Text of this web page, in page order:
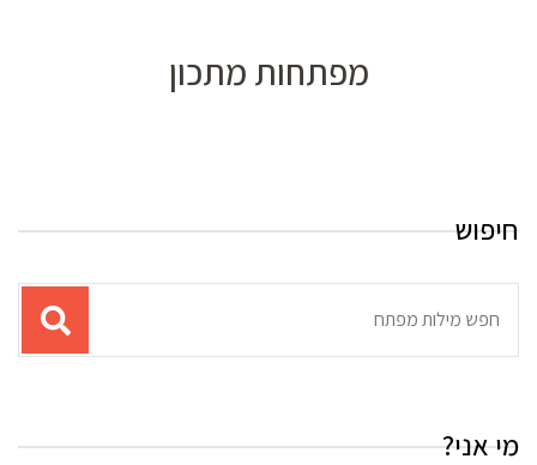
מפתחות מתכון
חיפוש
מי אני?